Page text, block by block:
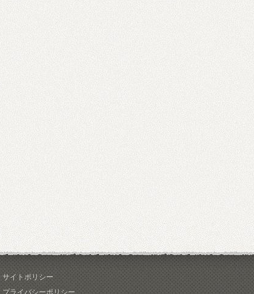
サイトポリシー
プライバシーポリシー